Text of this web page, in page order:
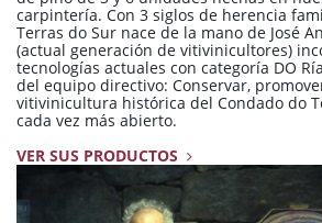
carpintería. Con 3 siglos de herencia
Terras do Sur nace de la mano de José
(actual generación de vitivinicultores)
tecnologías actuales con categoría DO
del equipo directivo: Conservar,
vitivinicultura histórica del Condado do
cada vez más abierto.
VER SUS PRODUCTOS